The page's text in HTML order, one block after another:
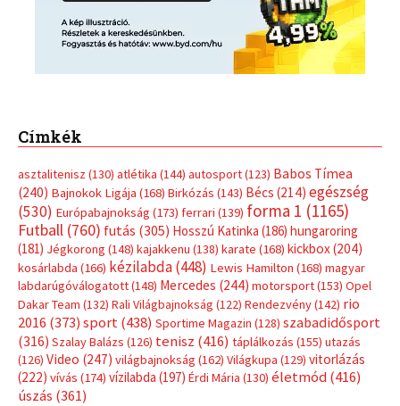
Címkék
asztalitenisz (130) atlétika (144) autosport(123) Babos Tímea
(240) Bajnokok Ligája (168) Birkózás (143) Bécs (214) egészség
(530) Európabajnokság (173) ferrari (139) forma 1 (1165)
Futball (760) futás (305) Hosszú Katinka (186) hungaroring
(181) Jégkorong (148) kajakkenu (138) karate (168) kickbox(204)
kosárlabda (166) kézilabda(448) Lewis Hamilton (168) magyar
labdarúgóválogatott(148) Mercedes (244) motorsport(153) Opel
Dakar Team (132) Rali Világbajnokság (122) Rendezvény(142) rio
2016 (373) sport(438) Sportime Magazin (128) szabadidősport
(316) Szalay Balázs (126) tenisz (416) táplálkozás (155) utazás
(126) Video (247) világbajnokság (162) Világkupa (129) vitorlázás
(222) vívás (174) vízilabda (197) Érdi Mária (130) életmód(416)
úszás (361)